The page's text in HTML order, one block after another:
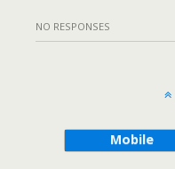
NO RESPONSES
Mobile